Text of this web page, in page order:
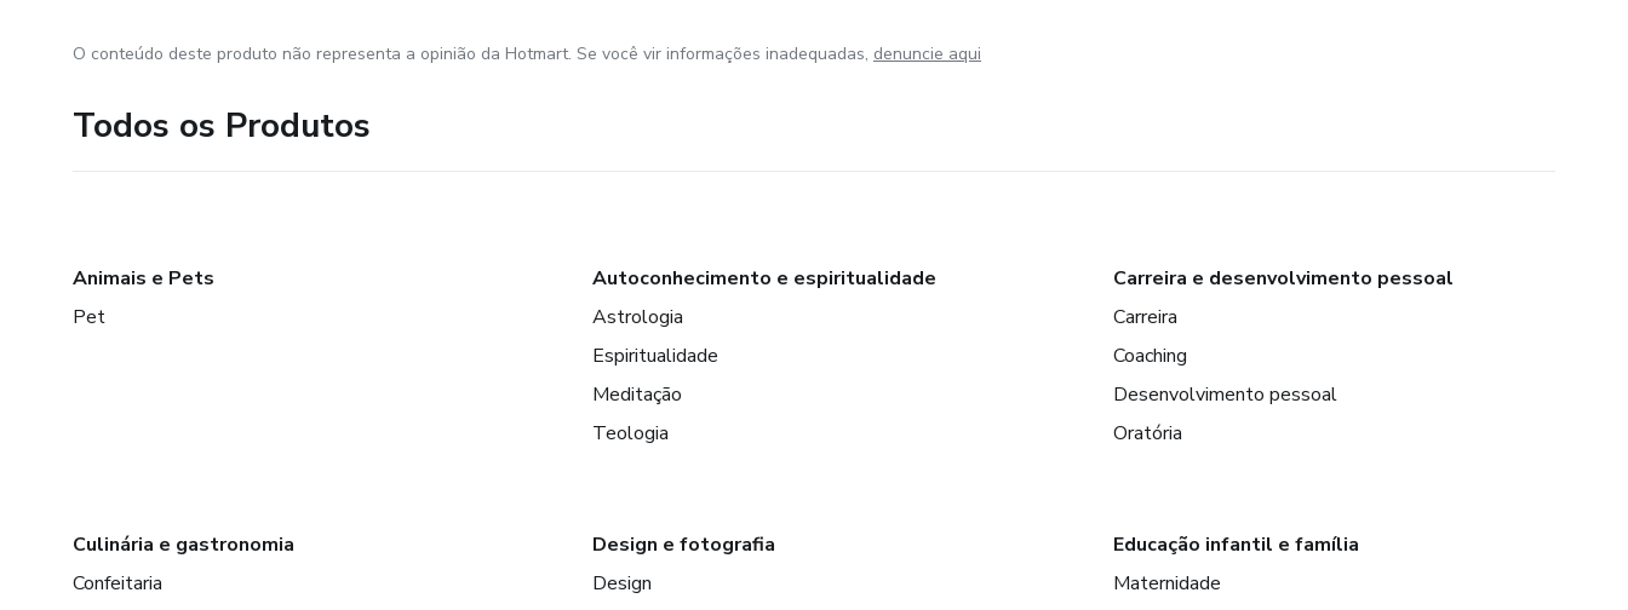
O conteúdo deste produto não representa a opinião da Hotmart. Se você vir informações inadequadas, denuncie aqui
Todos os Produtos
Animais e Pets
Pet
Autoconhecimento e espiritualidade
Astrologia
Espiritualidade
Meditação
Teologia
Carreira e desenvolvimento pessoal
Carreira
Coaching
Desenvolvimento pessoal
Oratória
Culinária e gastronomia
Confeitaria
Design e fotografia
Design
Educação infantil e família
Maternidade